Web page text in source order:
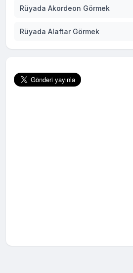
Rüyada Akordeon Görmek
Rüyada Alaftar Görmek